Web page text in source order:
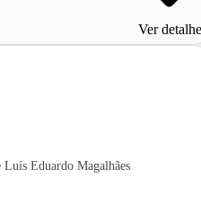
Ver
Eduardo Magalhães